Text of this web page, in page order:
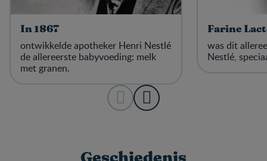
In 1867
ontwikkelde apotheker Henri Nestlé
de allereerste babyvoeding: melk
met granen.
Farine
was dit
Nestlé,